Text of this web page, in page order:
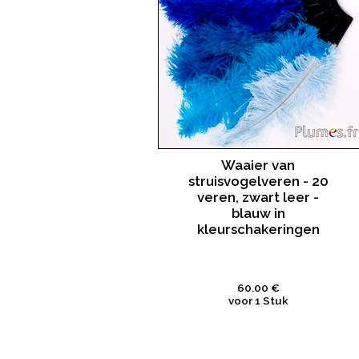
Waaier van
struisvogelveren - 20
veren, zwart leer -
blauw in
kleurschakeringen
60.00 €
voor 1 Stuk